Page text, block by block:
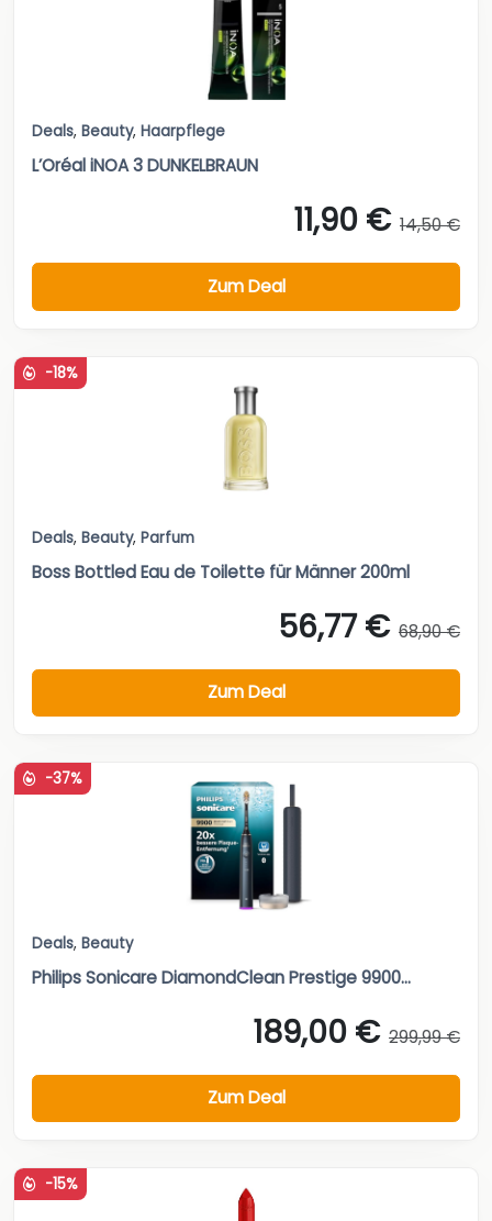
Deals, Beauty, Haarpflege
L’Oréal iNOA 3 DUNKELBRAUN
11,90 € 14,50 €
Zum Deal
-18%
Deals, Beauty, Parfum
Boss Bottled Eau de Toilette für Männer 200ml
56,77 € 68,90 €
Zum Deal
-37%
Deals, Beauty
Philips Sonicare DiamondClean Prestige 9900...
189,00 € 299,99 €
Zum Deal
-15%